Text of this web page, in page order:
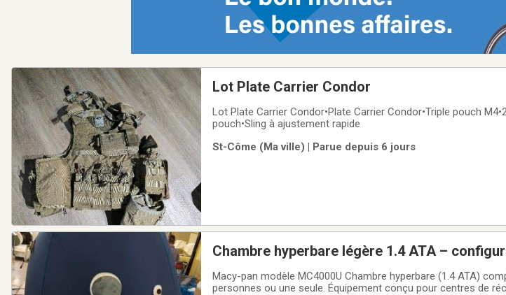
Lot Plate Carrier Condor
Lot Plate Carrier Condor•Plate Carrier Condor•Triple pouch
pouch•Sling à ajustement rapide
St-Côme (Ma ville) | Parue depuis 6 jours
Chambre hyperbare légère 1.4 ATA –
Macy-pan modèle MC4000U Chambre hyperbare (1.4 ATA)
personnes ou une seule. Équipement conçu pour centres de